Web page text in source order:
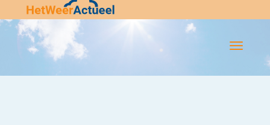
Flip-